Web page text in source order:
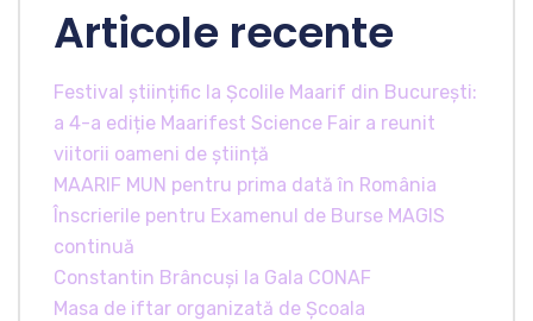
Articole recente
Festival științific la Școlile Maarif din București:
a 4-a ediție Maarifest Science Fair a reunit
viitorii oameni de știință
MAARIF MUN pentru prima dată în România
Înscrierile pentru Examenul de Burse MAGIS
continuă
Constantin Brâncuși la Gala CONAF
Masa de iftar organizată de Școala